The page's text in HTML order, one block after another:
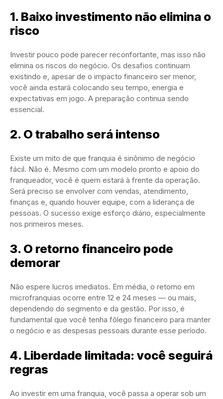
1. Baixo investimento não elimina o
risco
Investir pouco pode parecer reconfortante, mas isso não
elimina os riscos do negócio. Os desafios continuam
existindo e, apesar de o impacto financeiro ser menor,
você ainda estará colocando seu tempo, energia e
expectativas em jogo. A preparação continua sendo
essencial.
2. O trabalho será intenso
Existe um mito de que franquia é sinônimo de negócio
fácil. Não é. Mesmo com um modelo pronto e apoio do
franqueador, você é quem estará à frente da operação.
Será preciso se envolver com vendas, atendimento,
finanças e, quando houver equipe, com a liderança de
pessoas. O sucesso exige esforço diário, especialmente
nos primeiros meses.
3. O retorno financeiro pode
demorar
Não espere lucros imediatos. Em média, o retorno em
microfranquias ocorre entre 12 e 24 meses — ou mais,
dependendo do segmento e da gestão. Por isso, é
fundamental que você tenha fôlego financeiro para manter
o negócio e as despesas pessoais durante esse período.
4. Liberdade limitada: você seguirá
regras
Ao investir em uma franquia, você passa a operar sob um